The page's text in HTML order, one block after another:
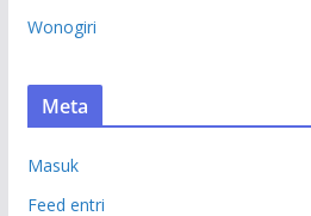
Wonogiri
Meta
Masuk
Feed entri